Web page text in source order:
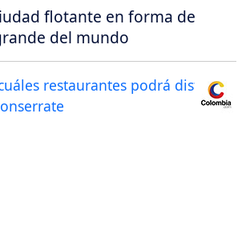
flotante en forma de
del mundo